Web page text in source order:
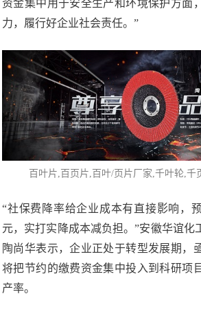
资金集中用于安全生产和环境保护方面
力，履行好企业社会责任。”
百叶片 ,百页片,百叶/页片厂家,千叶轮, 千
“社保费降率给企业成本有直接影响，
元，实打实降成本减负担。”安徽华谊化
陶尚华表示，企业正处于转型发展期，
将把节约的缴费资金集中投入到科研项
产率。